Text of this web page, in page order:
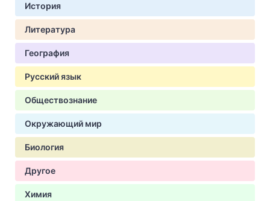
История
Литература
География
Русский язык
Обществознание
Окружающий мир
Биология
Другое
Химия